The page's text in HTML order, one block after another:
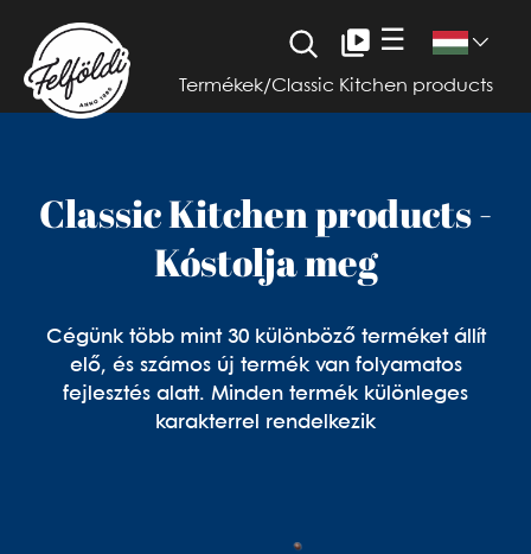
☰
Termékek/Classic Kitchen products
Classic Kitchen products -
Kóstolja meg
Cégünk több mint 30 különböző terméket állít
elő, és számos új termék van folyamatos
fejlesztés alatt. Minden termék különleges
karakterrel rendelkezik